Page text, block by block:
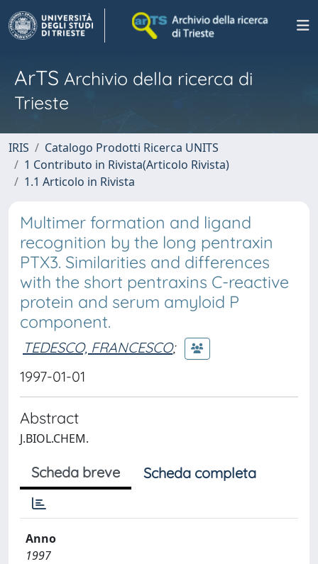
ArTS Archivio della ricerca di
Trieste
IRIS
Catalogo Prodotti Ricerca UNITS
1 Contributo in Rivista(Articolo Rivista)
1.1 Articolo in Rivista
Multimer formation and ligand
recognition by the long pentraxin
PTX3. Similarities and differences
with the short pentraxins C-reactive
protein and serum amyloid P
component.
TEDESCO, FRANCESCO;
1997-01-01
Abstract
J.BIOL.CHEM.
Scheda breve Scheda completa
Anno
1997